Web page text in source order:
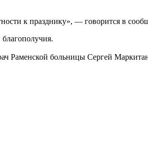
к празднику», — говорится в
Раменской больницы Сергей